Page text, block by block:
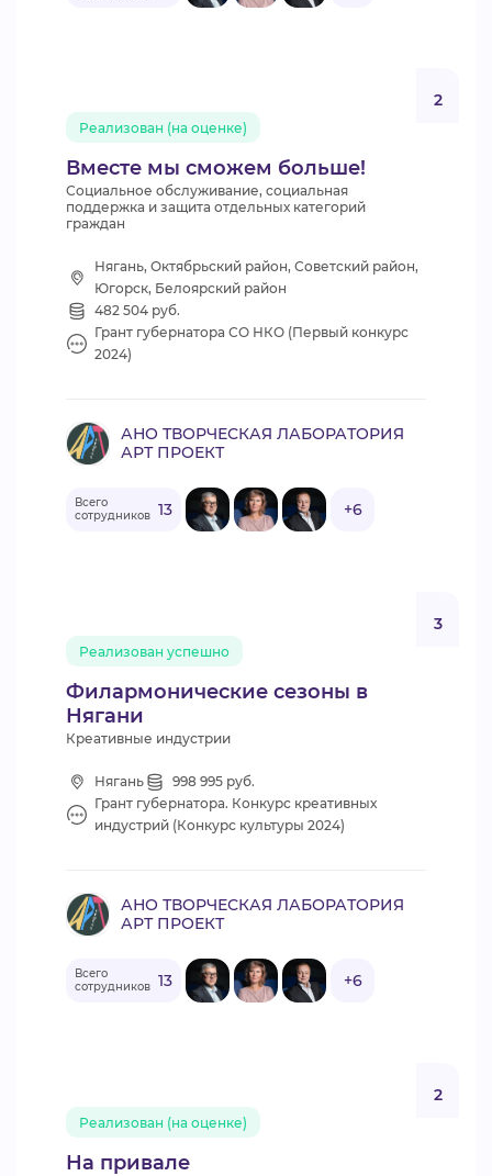
Вместе мы сможем больше!
Реализован (на оценке)
2
Социальное обслуживание, социальная
поддержка и защита отдельных категорий
граждан
Нягань, Октябрьский район, Советский район,
Югорск, Белоярский район
482 504 руб.
Грант губернатора СО НКО (Первый конкурс
2024)
АНО ТВОРЧЕСКАЯ ЛАБОРАТОРИЯ
АРТ ПРОЕКТ
Всего
сотрудников 13 +6
Филармонические сезоны в
Нягани
Реализован успешно
3
Креативные индустрии
Нягань
998 995 руб.
Грант губернатора. Конкурс креативных
индустрий (Конкурс культуры 2024)
АНО ТВОРЧЕСКАЯ ЛАБОРАТОРИЯ
АРТ ПРОЕКТ
Всего
сотрудников 13 +6
На привале
Реализован (на оценке)
2